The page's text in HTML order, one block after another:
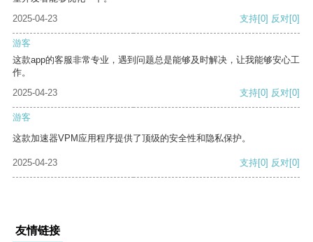
2025-04-23
支持[0] 反对[0]
游客
这款app的客服非常专业，遇到问题总是能够及时解决，让我能够安心工
作。
2025-04-23
支持[0] 反对[0]
游客
这款加速器VPM应用程序提供了顶级的安全性和隐私保护。
2025-04-23 支持[0] 反对[0]
友情链接